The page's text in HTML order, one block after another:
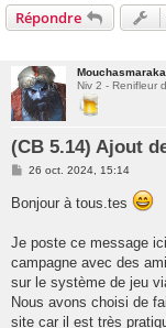
Répondre
Niv 2 - Renifleur
(CB 5.14) Ajout
M
s
e
26 oct. 2024, 15:14
Bonjour à tous.tes
Je poste ce message
campagne avec des
sur le système de jeu
Nous avons choisi de
site car il est très